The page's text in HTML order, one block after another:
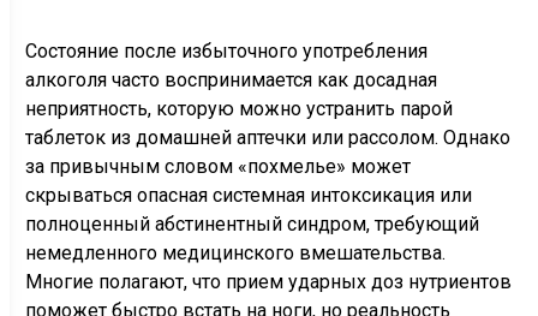
необходим вызов нарколога
Состояние после избыточного употребления
алкоголя часто воспринимается как досадная
неприятность, которую можно устранить парой
таблеток из домашней аптечки или рассолом. Однако
за привычным словом «похмелье» может
скрываться опасная системная интоксикация или
полноценный абстинентный синдром, требующий
немедленного медицинского вмешательства.
Многие полагают, что прием ударных доз нутриентов
поможет быстро встать на ноги, но реальность